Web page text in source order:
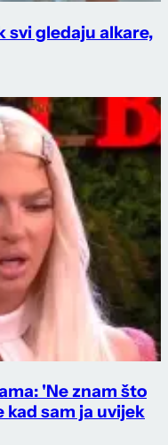
svi gledaju alkare,
'Ne znam što
kad sam ja uvijek